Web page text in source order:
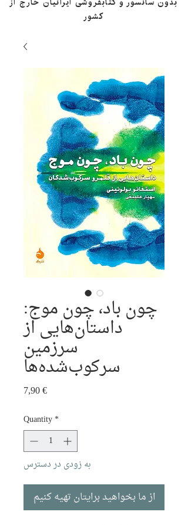
کشور
چون باد، چون موج:
داستان‌هایی از
سرزمین
سرکوب‌شده‌ها
7,90 €Price
Quantity*
به زودی در دسترس
از ما بخواهید برایتان تهیه کنیم